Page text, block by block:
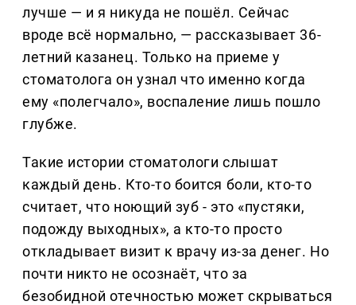
лучше — и я никуда не пошёл. Сейчас
вроде всё нормально, — рассказывает 36-
летний казанец. Только на приеме у
стоматолога он узнал что именно когда
ему «полегчало», воспаление лишь пошло
глубже.
Такие истории стоматологи слышат
каждый день. Кто-то боится боли, кто-то
считает, что ноющий зуб - это «пустяки,
подожду выходных», а кто-то просто
откладывает визит к врачу из-за денег. Но
почти никто не осознаёт, что за
безобидной отечностью может скрываться